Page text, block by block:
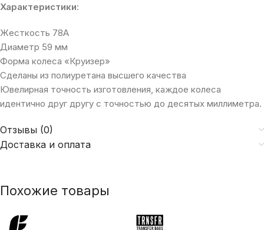
Характеристики:
Жесткость 78А
Диаметр 59 мм
Форма колеса «Круизер»
Сделаны из полиуретана высшего качества
Ювелирная точность изготовления, каждое колеса
идентично друг другу с точностью до десятых миллиметра.
Отзывы (0)
Доставка и оплата
Похожие товары